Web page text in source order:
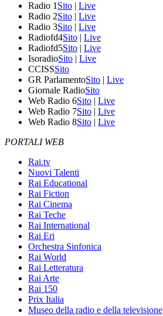
Radio 1 Sito | Live
Radio 2Sito | Live
Radio 3Sito | Live
Radiofd4Sito | Live
Radiofd5Sito | Live
IsoradioSito | Live
CCISSSito
GR ParlamentoSito | Live
Giornale RadioSito
Web Radio 6Sito | Live
Web Radio 7Sito | Live
Web Radio 8Sito | Live
PORTALI WEB
Rai.tv
Nuovi Talenti
Rai Educational
Rai Fiction
Rai Cinema
Rai Teche
Rai International
Rai Eri
Orchestra Sinfonica
Rai World
Rai Letteratura
Rai Arte
Rai 150
Prix Italia
Museo della radio e della televisione